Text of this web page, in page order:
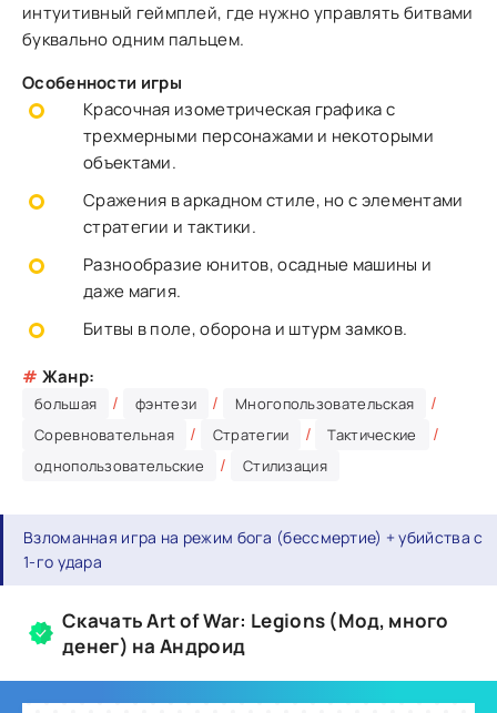
интуитивный геймплей, где нужно управлять битвами
буквально одним пальцем.
Особенности игры
Красочная изометрическая графика с
трехмерными персонажами и некоторыми
объектами.
Сражения в аркадном стиле, но с элементами
стратегии и тактики.
Разнообразие юнитов, осадные машины и
даже магия.
Битвы в поле, оборона и штурм замков.
# Жанр:
большая / фэнтези / Многопользовательская /
Соревновательная / Стратегии / Тактические /
однопользовательские / Стилизация
Взломанная игра на режим бога (бессмертие) + убийства с
1-го удара
Скачать Art of War: Legions (Мод, много
денег) на Андроид